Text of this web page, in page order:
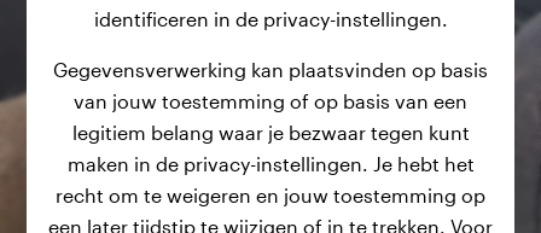
identificeren in de privacy-instellingen.
Gegevensverwerking kan plaatsvinden op basis
van jouw toestemming of op basis van een
legitiem belang waar je bezwaar tegen kunt
maken in de privacy-instellingen. Je hebt het
recht om te weigeren en jouw toestemming op
een later tijdstip te wijzigen of in te trekken. Voor